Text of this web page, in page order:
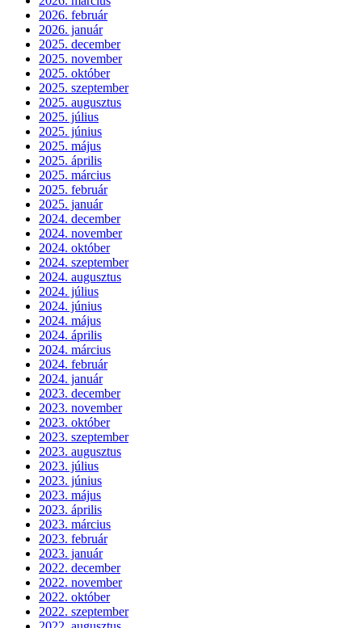
2026. február
2026. január
2025. december
2025. november
2025. október
2025. szeptember
2025. augusztus
2025. július
2025. június
2025. május
2025. április
2025. március
2025. február
2025. január
2024. december
2024. november
2024. október
2024. szeptember
2024. augusztus
2024. július
2024. június
2024. május
2024. április
2024. március
2024. február
2024. január
2023. december
2023. november
2023. október
2023. szeptember
2023. augusztus
2023. július
2023. június
2023. május
2023. április
2023. március
2023. február
2023. január
2022. december
2022. november
2022. október
2022. szeptember